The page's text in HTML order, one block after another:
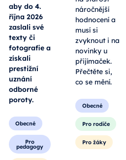
aby do 4.
října 2026
zaslali své
texty či
fotografie a
získali
prestižní
uznání
odborné
poroty.
Obecné
Pro
pedagogy
náročnější
hodnocení a
musí si
zvyknout i na
novinky u
přijímaček.
Přečtěte si,
co se mění.
Obecné
Pro rodiče
Pro žáky